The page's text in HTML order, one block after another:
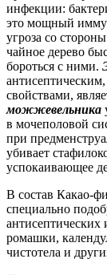
инфекции:
это мощный
угроза со
чайное дерево
бороться с ними.
свойствами,
можжевельника
в мочеполовой
при
убивает
успокаивающее
В состав Какао-
специально
антисептических
ромашки,
чистотела и